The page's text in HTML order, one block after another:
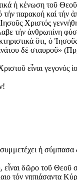
ἡ κένωση τοῦ
τήν παρακοή καί
Χριστός
τήν ἀνθρωπίνη
ὃτι, ὁ
δέ σταυροῦ»
εἶναι γεγονός
ἡ σύμπασα
εἶναι δῶρο τοῦ
τόν νηπιάσαντα